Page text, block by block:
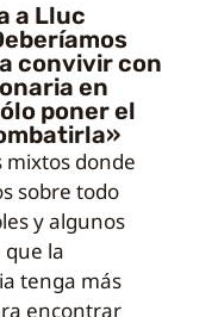
a Lluc
convivir con
en
poner el
mixtos donde
sobre todo
y algunos
que la
tenga más
encontrar